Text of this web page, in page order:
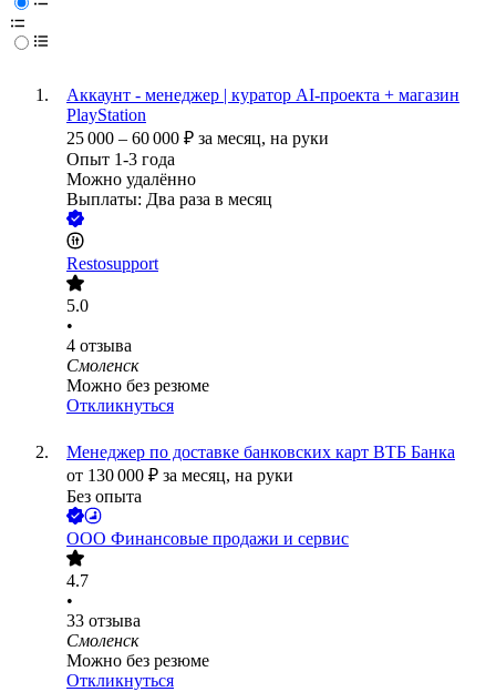
Аккаунт - менеджер | куратор AI-проекта + магазин
PlayStation
25 000 – 60 000 ₽ за месяц, на руки
Опыт 1-3 года
Можно удалённо
Выплаты: Два раза в месяц
Restosupport
5.0
•
4 отзыва
Смоленск
Можно без резюме
Откликнуться
Менеджер по доставке банковских карт ВТБ Банка
от 130 000 ₽ за месяц, на руки
Без опыта
ООО Финансовые продажи и сервис
4.7
•
33 отзыва
Смоленск
Можно без резюме
Откликнуться